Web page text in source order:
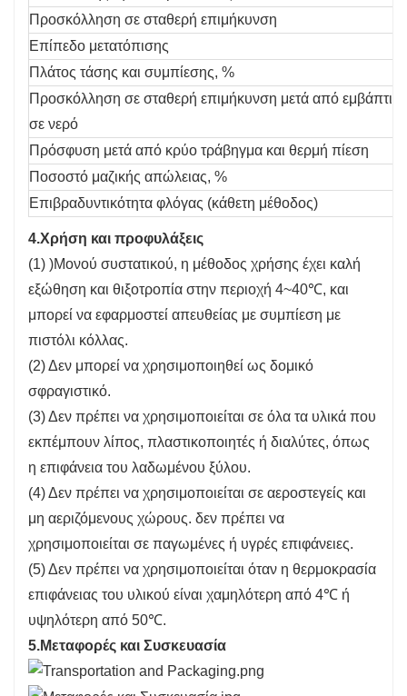
Προσκόλληση σε σταθερή επιμήκυνση
Επίπεδο μετατόπισης
Πλάτος τάσης και συμπίεσης, %
Προσκόλληση σε σταθερή επιμήκυνση μετά από
σε νερό
Πρόσφυση μετά από κρύο τράβηγμα και θερμή πίεση
Ποσοστό μαζικής απώλειας, %
Επιβραδυντικότητα φλόγας (κάθετη μέθοδος)
4.Χρήση και προφυλάξεις
(1) )Μονού συστατικού, η μέθοδος χρήσης έχει καλή
εξώθηση και θιξοτροπία στην περιοχή 4~40℃, και
μπορεί να εφαρμοστεί απευθείας με συμπίεση με
πιστόλι κόλλας.
(2) Δεν μπορεί να χρησιμοποιηθεί ως δομικό
σφραγιστικό.
(3) Δεν πρέπει να χρησιμοποιείται σε όλα τα υλικά που
εκπέμπουν λίπος, πλαστικοποιητές ή διαλύτες, όπως
η επιφάνεια του λαδωμένου ξύλου.
(4) Δεν πρέπει να χρησιμοποιείται σε αεροστεγείς και
μη αεριζόμενους χώρους. δεν πρέπει να
χρησιμοποιείται σε παγωμένες ή υγρές επιφάνειες.
(5) Δεν πρέπει να χρησιμοποιείται όταν η θερμοκρασία
επιφάνειας του υλικού είναι χαμηλότερη από 4℃ ή
υψηλότερη από 50℃.
5.Μεταφορές και Συσκευασία